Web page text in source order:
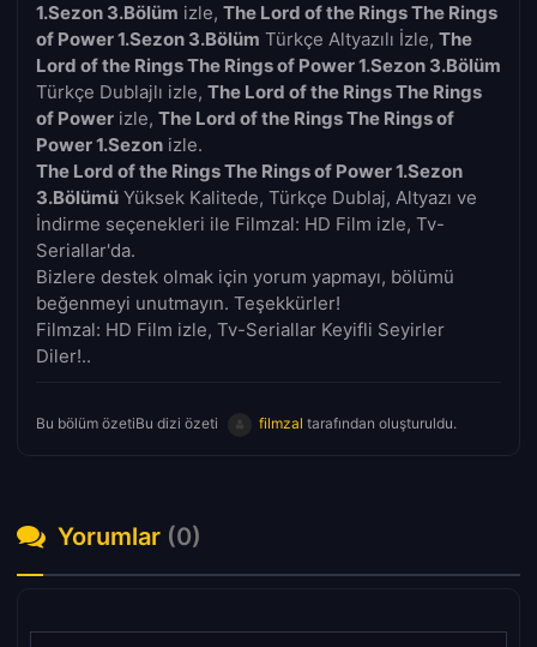
1.Sezon 3.Bölüm izle, The Lord of the Rings The Rings
of Power 1.Sezon 3.Bölüm Türkçe Altyazılı İzle, The
Lord of the Rings The Rings of Power 1.Sezon 3.Bölüm
Türkçe Dublajlı izle, The Lord of the Rings The Rings
of Power izle, The Lord of the Rings The Rings of
Power 1.Sezon izle.
The Lord of the Rings The Rings of Power 1.Sezon
3.Bölümü Yüksek Kalitede, Türkçe Dublaj, Altyazı ve
İndirme seçenekleri ile Filmzal: HD Film izle, Tv-
Seriallar'da.
Bizlere destek olmak için yorum yapmayı, bölümü
beğenmeyi unutmayın. Teşekkürler!
Filmzal: HD Film izle, Tv-Seriallar Keyifli Seyirler
Diler!..
Bu bölüm özetiBu dizi özeti filmzal tarafından oluşturuldu.
Yorumlar (0)